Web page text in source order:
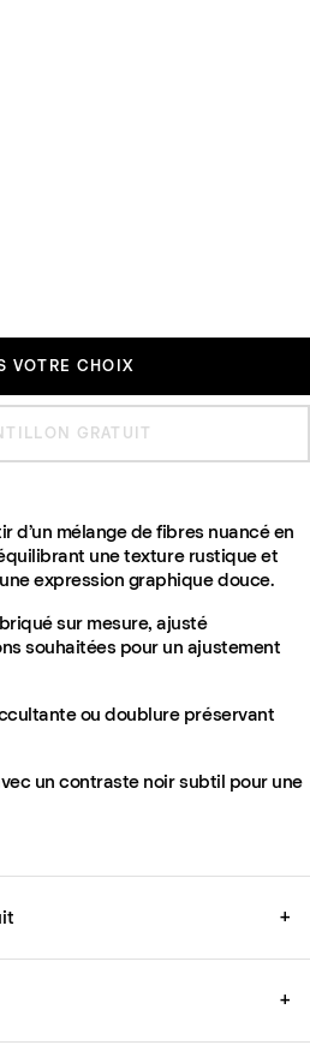
VOTRE CHOIX
GRATUIT
d’un mélange de fibres nuancé en
une texture rustique et
expression graphique douce.
sur mesure, ajusté
souhaitées pour un ajustement
ou doublure préservant
un contraste noir subtil pour une
+
+